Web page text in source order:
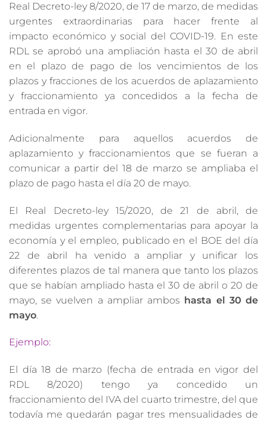
Real Decreto-ley 8/2020, de 17 de marzo, de medidas
urgentes extraordinarias para hacer frente al
impacto económico y social del COVID-19. En este
RDL se aprobó una ampliación hasta el 30 de abril
en el plazo de pago de los vencimientos de los
plazos y fracciones de los acuerdos de aplazamiento
y fraccionamiento ya concedidos a la fecha de
entrada en vigor.
Adicionalmente para aquellos acuerdos de
aplazamiento y fraccionamientos que se fueran a
comunicar a partir del 18 de marzo se ampliaba el
plazo de pago hasta el día 20 de mayo.
El Real Decreto-ley 15/2020, de 21 de abril, de
medidas urgentes complementarias para apoyar la
economía y el empleo, publicado en el BOE del día
22 de abril ha venido a ampliar y unificar los
diferentes plazos de tal manera que tanto los plazos
que se habían ampliado hasta el 30 de abril o 20 de
mayo, se vuelven a ampliar ambos hasta el 30 de
mayo.
Ejemplo:
El día 18 de marzo (fecha de entrada en vigor del
RDL 8/2020) tengo ya concedido un
fraccionamiento del IVA del cuarto trimestre, del que
todavía me quedarán pagar tres mensualidades de